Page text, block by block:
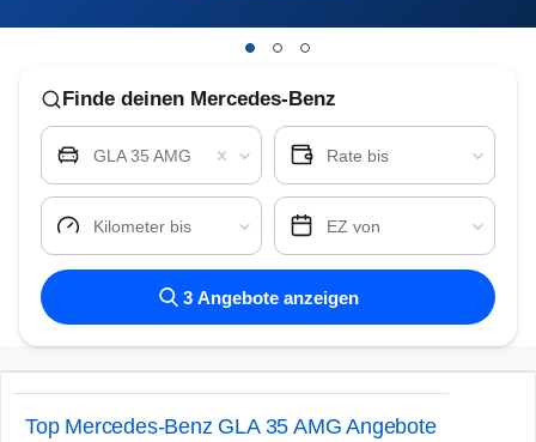
Finde deinen Mercedes-Benz
GLA 35 AMG Rate bis
Kilometer bis EZ von
3 Angebote anzeigen
Top Mercedes-Benz GLA 35 AMG Angebote